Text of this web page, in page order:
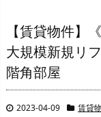
【賃貸物件】
大規模新規リ
階角部屋
2023-04-09 賃貸